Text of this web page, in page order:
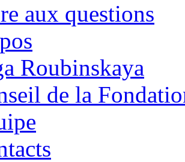
aux questions
Roubinskaya
de la